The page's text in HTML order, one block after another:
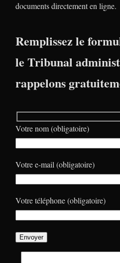
documents directement en ligne.
Remplissez le
le Tribunal
rappelons
Votre nom (obligatoire)
Votre e-mail (obligatoire)
Votre téléphone (obligatoire)